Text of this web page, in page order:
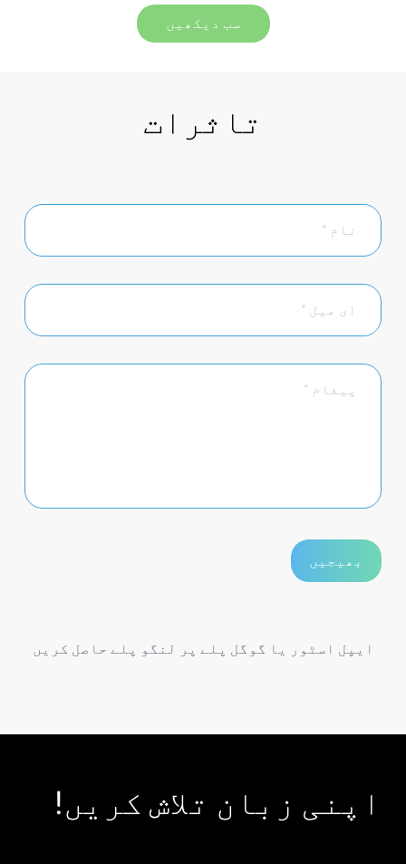
سب دیکھیں
تاثرات
ایپل اسٹور یا گوگل پلے پر لنگو پلے حاصل کریں
اپنی زبان تلاش کریں!